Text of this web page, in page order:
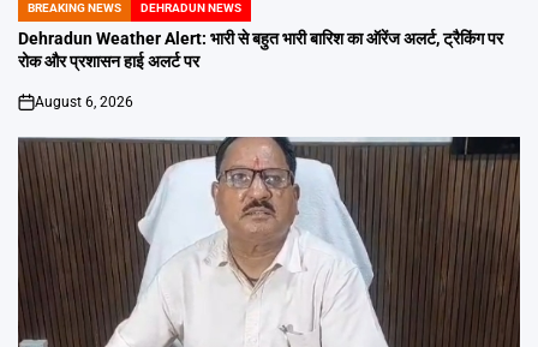
POSTED
IN
BREAKING NEWS DEHRADUN NEWS
Dehradun Weather Alert: भारी से बहुत भारी बारिश का ऑरेंज अलर्ट, ट्रैकिंग पर
रोक और प्रशासन हाई अलर्ट पर
on
August 6, 2026